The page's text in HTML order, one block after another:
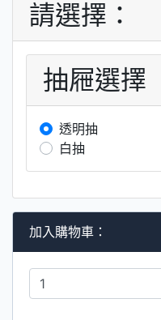
請選擇：
抽屜選擇
透明抽
白抽
加入購物車：